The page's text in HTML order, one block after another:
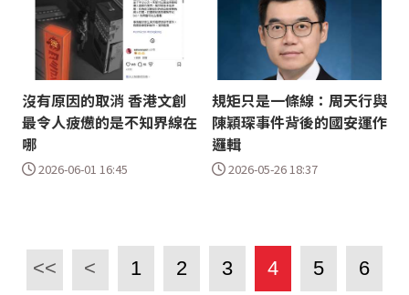
沒有原因的取消 香港文創
最令人疲憊的是不知界線在
哪
2026-06-01 16:45
規矩只是一條線：周天行與
陳穎琛事件背後的國安運作
邏輯
2026-05-26 18:37
<< < 1 2 3 4 5 6